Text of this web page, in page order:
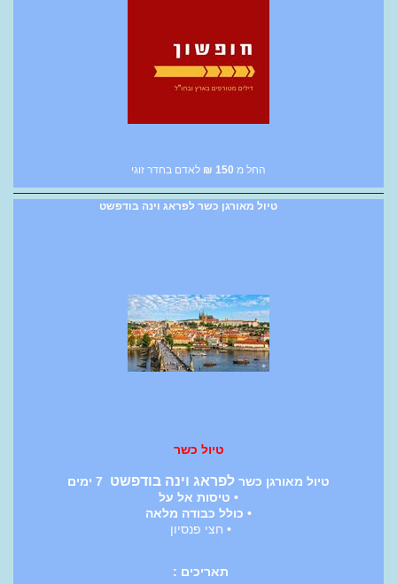
החל מ 150
₪ לאדם בחדר זוגי
טיול מאורגן כשר לפראג וינה בודפשט
טיול כשר
טיול מאורגן כשר לפראג וינה בודפשט
• טיסות אל על
• כולל כבודה מלאה
• חצי פנסיון
תאריכים :